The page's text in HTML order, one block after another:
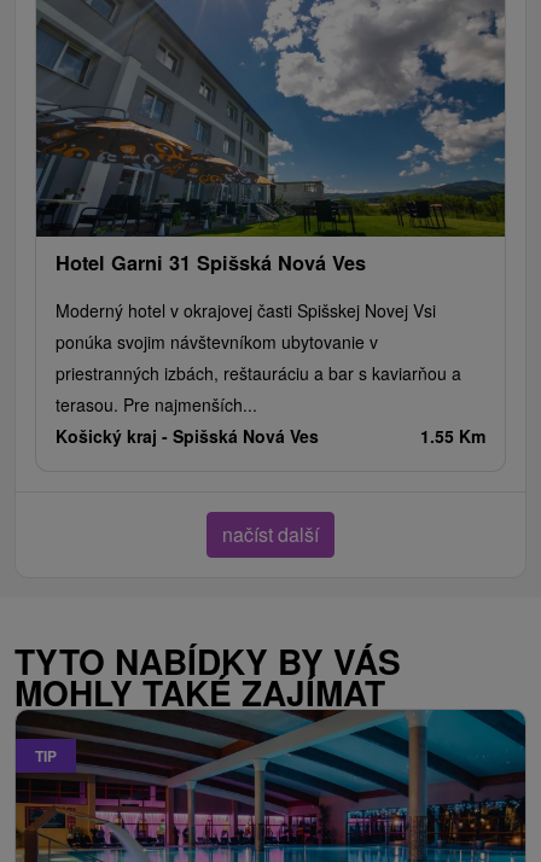
Hotel Garni 31 Spišská Nová Ves
Moderný hotel v okrajovej časti Spišskej Novej Vsi
ponúka svojim návštevníkom ubytovanie v
priestranných izbách, reštauráciu a bar s kaviarňou a
terasou. Pre najmenších...
Košický kraj - Spišská Nová Ves 1.55 Km
načíst další
TYTO NABÍDKY BY VÁS
MOHLY TAKÉ ZAJÍMAT
TIP